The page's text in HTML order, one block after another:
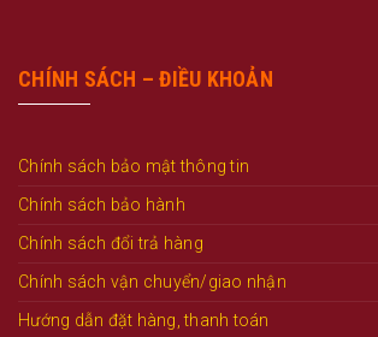
CHÍNH SÁCH – ĐIỀU KHOẢN
Chính sách bảo mật thông tin
Chính sách bảo hành
Chính sách đổi trả hàng
Chính sách vận chuyển/giao nhận
Hướng dẫn đặt hàng, thanh toán